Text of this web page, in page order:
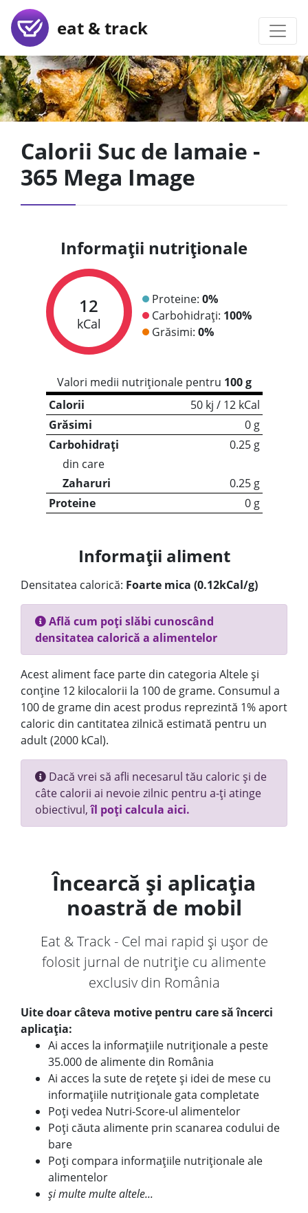
eat & track
Calorii Suc de lamaie -
365 Mega Image
Informații nutriționale
12
kCal
Proteine: 0%
Carbohidrați: 100%
Grăsimi: 0%
Valori medii nutriționale pentru 100 g
Calorii
50 kj / 12 kCal
Grăsimi
0 g
Carbohidrați
0.25 g
din care
Zaharuri
0.25 g
Proteine
0 g
Informații aliment
Densitatea calorică: Foarte mica (0.12kCal/g)
Află cum poți slăbi cunoscând
densitatea calorică a alimentelor
Acest aliment face parte din categoria Altele și
conține 12 kilocalorii la 100 de grame. Consumul a
100 de grame din acest produs reprezintă 1% aport
caloric din cantitatea zilnică estimată pentru un
adult (2000 kCal).
Dacă vrei să afli necesarul tău caloric și de
câte calorii ai nevoie zilnic pentru a-ți atinge
obiectivul,îl poți calcula aici.
Încearcă și aplicația
noastră de mobil
Eat & Track - Cel mai rapid și ușor de
folosit jurnal de nutriție cu alimente
exclusiv din România
Uite doar câteva motive pentru care să încerci
aplicația:
Ai acces la informațiile nutriționale a peste
35.000 de alimente din România
Ai acces la sute de rețete și idei de mese cu
informațiile nutriționale gata completate
Poți vedea Nutri-Score-ul alimentelor
Poți căuta alimente prin scanarea codului de
bare
Poți compara informațiile nutriționale ale
alimentelor
și multe multe altele...